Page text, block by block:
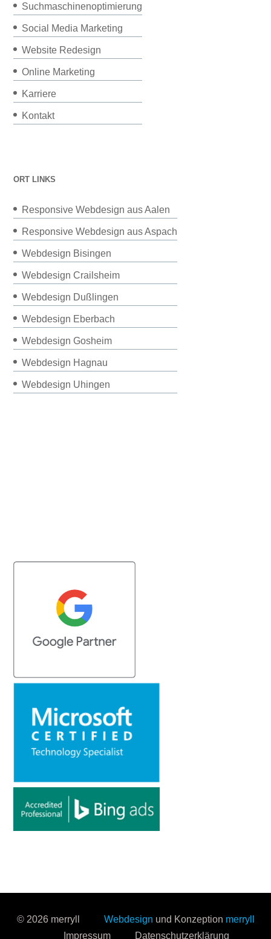
Suchmaschinenoptimierung
Social Media Marketing
Website Redesign
Online Marketing
Karriere
Kontakt
ORT LINKS
Responsive Webdesign aus Aalen
Responsive Webdesign aus Aspach
Webdesign Bisingen
Webdesign Crailsheim
Webdesign Dußlingen
Webdesign Eberbach
Webdesign Gosheim
Webdesign Hagnau
Webdesign Uhingen
© 2026 merryll Webdesign und Konzeption merryll
Impressum
Datenschutzerklärung